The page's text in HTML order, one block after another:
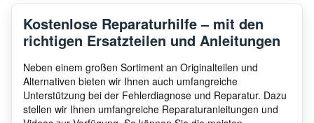
Kostenlose Reparaturhilfe – mit den
richtigen Ersatzteilen und Anleitungen
Neben einem großen Sortiment an Originalteilen und
Alternativen bieten wir Ihnen auch umfangreiche
Unterstützung bei der Fehlerdiagnose und Reparatur. Dazu
stellen wir Ihnen umfangreiche Reparaturanleitungen und